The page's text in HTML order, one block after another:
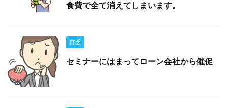
食費で全て消えてしまいます。
貧乏
セミナーにはまってローン会社から催促